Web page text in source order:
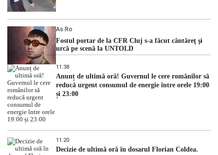
As.ro
Fostul portar de la CFR Cluj s-a făcut cântăreţ şi
urcă pe scenă la UNTOLD
11:38
Anunț de ultimă oră! Guvernul le cere românilor să
reducă urgent consumul de energie între orele 19:00
și 23:00
11:20
Decizie de ultimă oră în dosarul Florian Coldea.